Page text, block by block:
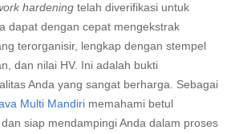
hardening telah diverifikasi untuk
dapat dengan cepat mengekstrak
terorganisir, lengkap dengan stempel
dan nilai HV. Ini adalah bukti
Anda yang sangat berharga. Sebagai
Multi Mandiri memahami betul
siap mendampingi Anda dalam proses